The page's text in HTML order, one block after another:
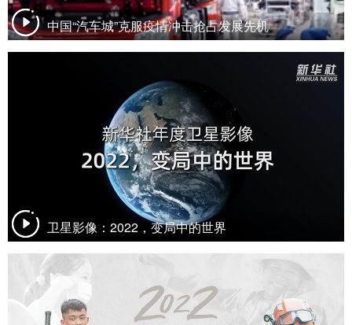
中国“汽车城”克服疫情冲击抢占发展先机
卫星影像：2022，变局中的世界